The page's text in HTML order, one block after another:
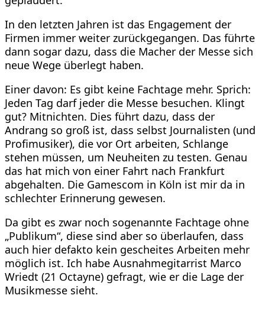
In den letzten Jahren ist das Engagement der
Firmen immer weiter zurückgegangen. Das führte
dann sogar dazu, dass die Macher der Messe sich
neue Wege überlegt haben.
Einer davon: Es gibt keine Fachtage mehr. Sprich:
Jeden Tag darf jeder die Messe besuchen. Klingt
gut? Mitnichten. Dies führt dazu, dass der
Andrang so groß ist, dass selbst Journalisten (und
Profimusiker), die vor Ort arbeiten, Schlange
stehen müssen, um Neuheiten zu testen. Genau
das hat mich von einer Fahrt nach Frankfurt
abgehalten. Die Gamescom in Köln ist mir da in
schlechter Erinnerung gewesen.
Da gibt es zwar noch sogenannte Fachtage ohne
„Publikum“, diese sind aber so überlaufen, dass
auch hier defakto kein gescheites Arbeiten mehr
möglich ist. Ich habe Ausnahmegitarrist Marco
Wriedt (21 Octayne) gefragt, wie er die Lage der
Musikmesse sieht.